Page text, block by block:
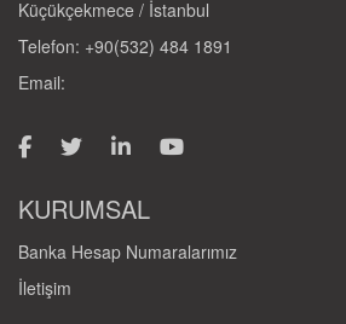
Küçükçekmece / İstanbul
Telefon: +90(532) 484 1891
Email:
KURUMSAL
Banka Hesap Numaralarımız
İletişim